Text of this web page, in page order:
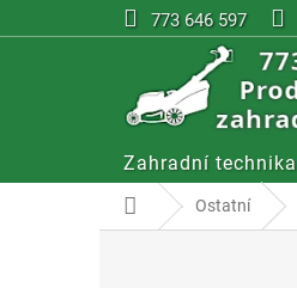
na
773 646 597
Zahradní technika
Domů Ostatní